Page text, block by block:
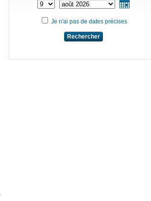
Je n'ai pas de dates précises
Rechercher